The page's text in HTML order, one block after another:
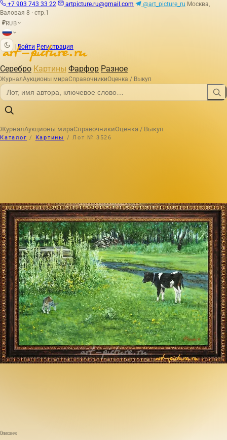
+7 903 743 33 22 artpicture.ru@gmail.com @art_picture_ru Москва,
Валовая 8 · стр.1
₽RUB
Войти Регистрация
Серебро Картины Фарфор Разное
ЖурналАукционы мираСправочникиОценка / Выкуп
ЖурналАукционы мираСправочникиОценка / Выкуп
Каталог / Картины / Лот № 3526
Описание